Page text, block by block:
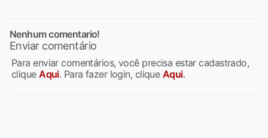
Nenhum comentario!
Enviar comentário
Para enviar comentários, você precisa estar cadastrado,
cliqueAqui. Para fazer login, clique Aqui.